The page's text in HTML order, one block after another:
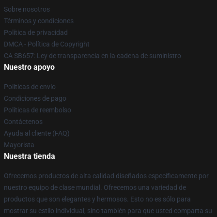
Sobre nosotros
Términos y condiciones
Política de privacidad
DMCA - Política de Copyright
CA SB657: Ley de transparencia en la cadena de suministro
Nuestro apoyo
Políticas de envío
Condiciones de pago
Políticas de reembolso
Contáctenos
Ayuda al cliente (FAQ)
Mayorista
Nuestra tienda
Ofrecemos productos de alta calidad diseñados específicamente por
nuestro equipo de clase mundial. Ofrecemos una variedad de
productos que son elegantes y hermosos. Esto no es sólo para
mostrar su estilo individual, sino también para que usted comparta su